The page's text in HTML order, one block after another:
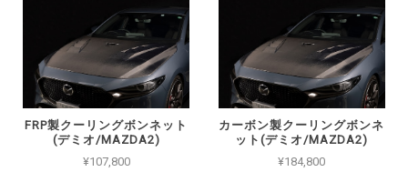
FRP製クーリングボンネット
(デミオ/MAZDA2)
¥107,800
カーボン製クーリングボンネ
ット(デミオ/MAZDA2)
¥184,800